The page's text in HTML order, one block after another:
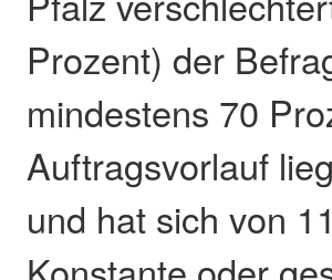
Prozent) der
mindestens 70
Auftragsvorlauf
und hat sich von